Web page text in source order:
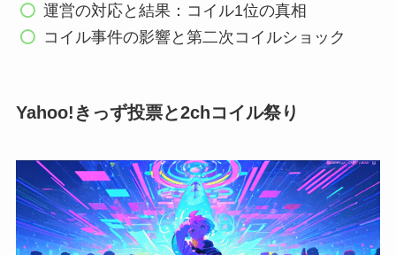
運営の対応と結果：コイル1位の真相
コイル事件の影響と第二次コイルショック
Yahoo!きっず投票と2chコイル祭り